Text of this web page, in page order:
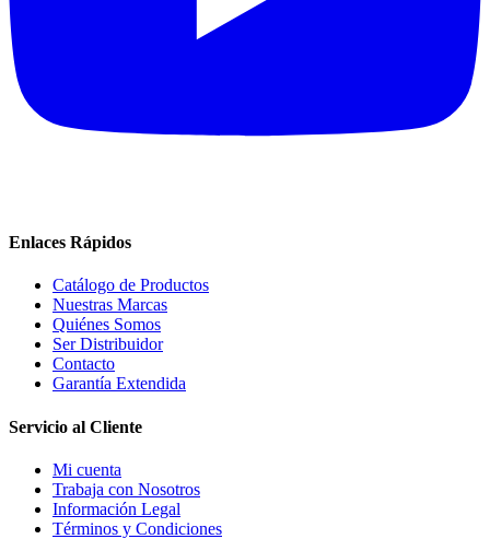
Enlaces Rápidos
Catálogo de Productos
Nuestras Marcas
Quiénes Somos
Ser Distribuidor
Contacto
Garantía Extendida
Servicio al Cliente
Mi cuenta
Trabaja con Nosotros
Información Legal
Términos y Condiciones